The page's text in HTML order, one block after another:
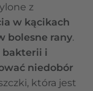
z
w kącikach
bolesne rany.
bakterii i
niedobór
która jest